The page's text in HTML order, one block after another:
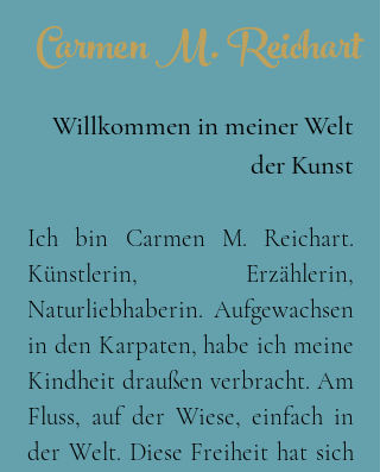
Carmen M. Reichart
Willkommen in meiner Welt
der Kunst
Ich bin Carmen M. Reichart.
Künstlerin, Erzählerin,
Naturliebhaberin. Aufgewachsen
in den Karpaten, habe ich meine
Kindheit draußen verbracht. Am
Fluss, auf der Wiese, einfach in
der Welt. Diese Freiheit hat sich